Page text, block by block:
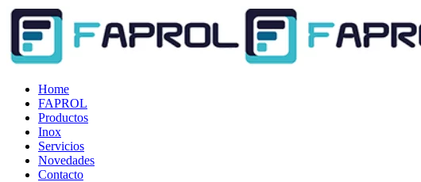
Home
FAPROL
Productos
Inox
Servicios
Novedades
Contacto